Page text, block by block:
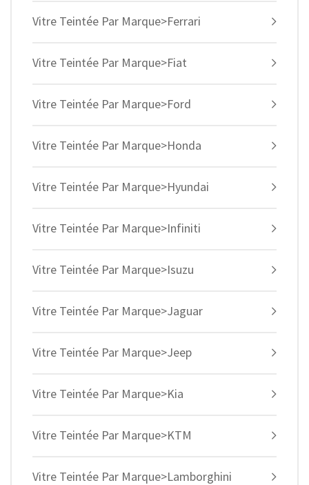
Vitre Teintée Par Marque>Ferrari
Vitre Teintée Par Marque>Fiat
Vitre Teintée Par Marque>Ford
Vitre Teintée Par Marque>Honda
Vitre Teintée Par Marque>Hyundai
Vitre Teintée Par Marque>Infiniti
Vitre Teintée Par Marque>Isuzu
Vitre Teintée Par Marque>Jaguar
Vitre Teintée Par Marque>Jeep
Vitre Teintée Par Marque>Kia
Vitre Teintée Par Marque>KTM
Vitre Teintée Par Marque>Lamborghini